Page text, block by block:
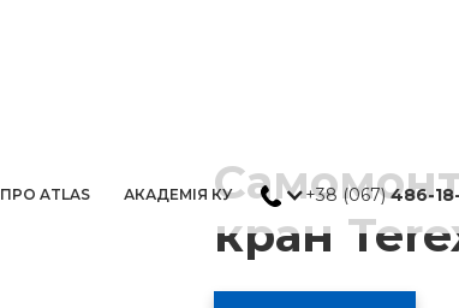
ПРО ATLAS АКАДЕМІЯ КУ +38 (067)486-
кран